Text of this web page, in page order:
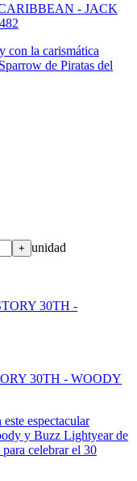
- JACK
con la carismática
de Piratas del
+ unidad
30TH - WOODY
espectacular
y Buzz Lightyear de
celebrar el 30